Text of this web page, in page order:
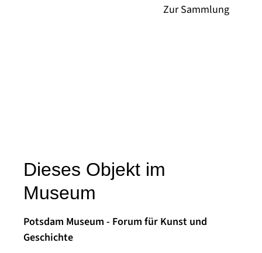
Dieses Objekt im
Museum
Potsdam Museum - Forum für Kunst und
Geschichte